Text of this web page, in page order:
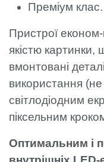
Преміум клас.
Пристрої економ-
якістю
вмонтовані
використання
світлодіодним
піксельним
Оптимальним і